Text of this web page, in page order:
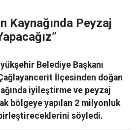
Kaynağında Peyzaj
Belediye Başkanı
İlçesinden doğan
iyileştirme ve peyzaj
bölgeye yapılan 2 milyonluk
söyledi.